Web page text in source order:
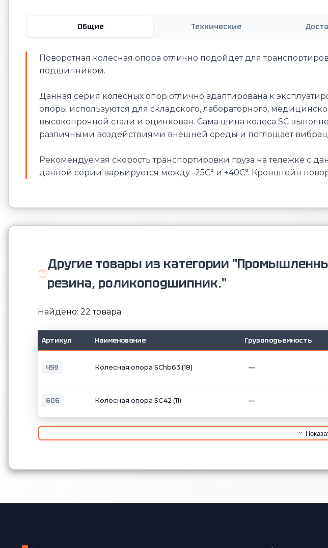
Общие Технические
Поворотная колесная опора отлично подойдет для
подшипником.
Данная серия колесных опор отлично адаптирована к
опоры используются для складского, лабораторного,
высокопрочной стали и оцинкован. Сама шина колеса SC
различными воздействиями внешней среды и поглощает
Рекомендуемая скорость транспортировки груза на тележке с
данной серии варьируется между -25С° и +40С°. Кронштейн
Другие товары из категории
резина, роликоподшипник."
Найдено: 22 товара
Артикул Наименование Грузоподъемность
459 Колесная опора SChb63 (18) —
606 Колесная опора SC42 (11) —